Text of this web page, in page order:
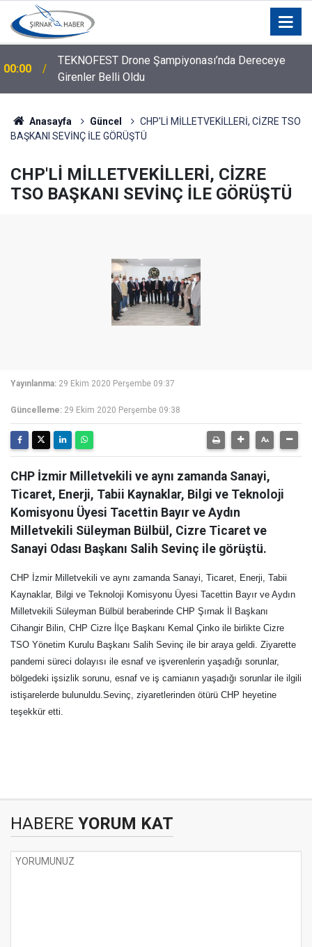
00:00
TEKNOFEST Drone Şampiyonası’nda Dereceye
Girenler Belli Oldu
Anasayfa Güncel
CHP'Lİ MİLLETVEKİLLERİ, CİZRE TSO
BAŞKANI SEVİNÇ İLE GÖRÜŞTÜ
CHP'Lİ MİLLETVEKİLLERİ, CİZRE
TSO BAŞKANI SEVİNÇ İLE GÖRÜŞTÜ
Yayınlanma: 29 Ekim 2020 Perşembe 09:37
Güncelleme: 29 Ekim 2020 Perşembe 09:38
CHP İzmir Milletvekili ve aynı zamanda Sanayi,
Ticaret, Enerji, Tabii Kaynaklar, Bilgi ve Teknoloji
Komisyonu Üyesi Tacettin Bayır ve Aydın
Milletvekili Süleyman Bülbül, Cizre Ticaret ve
Sanayi Odası Başkanı Salih Sevinç ile görüştü.
CHP İzmir Milletvekili ve aynı zamanda Sanayi, Ticaret, Enerji, Tabii
Kaynaklar, Bilgi ve Teknoloji Komisyonu Üyesi Tacettin Bayır ve Aydın
Milletvekili Süleyman Bülbül beraberinde CHP Şırnak İl Başkanı
Cihangir Bilin, CHP Cizre İlçe Başkanı Kemal Çinko ile birlikte Cizre
TSO Yönetim Kurulu Başkanı Salih Sevinç ile bir araya geldi. Ziyarette
pandemi süreci dolayısı ile esnaf ve işverenlerin yaşadığı sorunlar,
bölgedeki işsizlik sorunu, esnaf ve iş camianın yaşadığı sorunlar ile ilgili
istişarelerde bulunuldu.Sevinç, ziyaretlerinden ötürü CHP heyetine
teşekkür etti.
HABERE YORUM KAT